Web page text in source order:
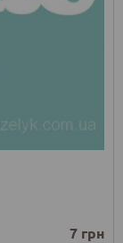
7 грн